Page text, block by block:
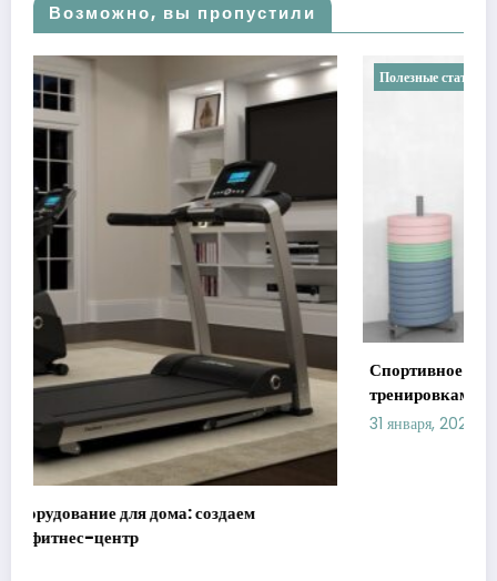
Возможно, вы пропустили
Полезные статьи
Спортивное оборудование: ключ к эффективным
тренировкам
31 января, 2026 admin
Newscrunch - Magazine & Blog